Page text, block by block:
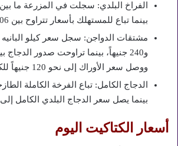
بينما تباع للمستهلك بأسعار تتراوح بين 106 و142 جنيهاً للكيلو.
ووصل سعر الأوراك إلى نحو 120 جنيهاً للكيلو.
بينما يصل سعر الدجاج البلدي الكامل إلى 293 جنيهاً.
أسعار الكتاكيت اليوم